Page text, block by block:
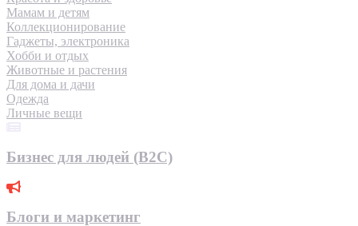
Мамам и детям
Коллекционирование
Гаджеты, электроника
Хобби и отдых
Животные и растения
Для дома и дачи
Одежда
Личные вещи
Бизнес для людей (B2C)
Блоги и маркетинг